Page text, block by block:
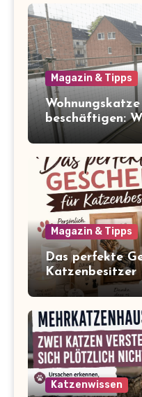
Magazin & Tipps
beschäftigen:
Balkon zum
Magazin & Tipps
Das perfekte
Katzenbesitzer
Katzenwissen